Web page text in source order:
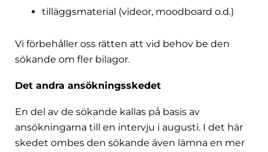
tilläggsmaterial (videor, moodboard o.d.)
Vi förbehåller oss rätten att vid behov be den
sökande om fler bilagor.
Det andra ansökningsskedet
En del av de sökande kallas på basis av
ansökningarna till en intervju i augusti. I det här
skedet ombes den sökande även lämna en mer